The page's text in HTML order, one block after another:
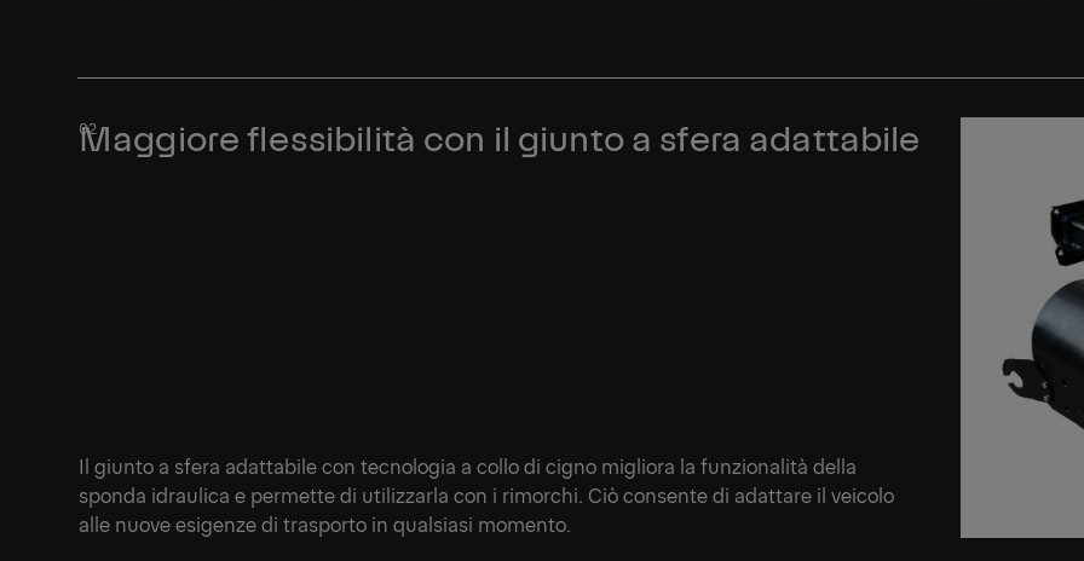
Maggiore flessibilità con il giunto a sfera adattabile
Il giunto a sfera adattabile con tecnologia a collo di cigno migliora la funzionalità della
sponda idraulica e permette di utilizzarla con i rimorchi. Ciò consente di adattare il veicolo
alle nuove esigenze di trasporto in qualsiasi momento.